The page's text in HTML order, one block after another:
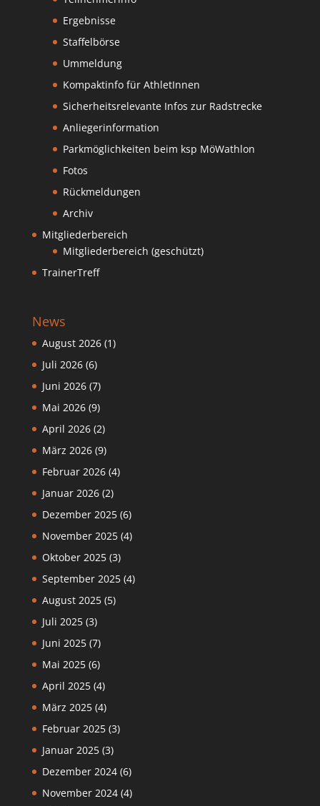
Ergebnisse
Staffelbörse
Ummeldung
Kompaktinfo für AthletInnen
Sicherheitsrelevante Infos zur Radstrecke
Anliegerinformation
Parkmöglichkeiten beim ksp MöWathlon
Fotos
Rückmeldungen
Archiv
Mitgliederbereich
Mitgliederbereich (geschützt)
TrainerTreff
News
August 2026(1)
Juli 2026(6)
Juni 2026(7)
Mai 2026(9)
April 2026(2)
März 2026(9)
Februar 2026(4)
Januar 2026(2)
Dezember 2025(6)
November 2025(4)
Oktober 2025(3)
September 2025(4)
August 2025(5)
Juli 2025(3)
Juni 2025(7)
Mai 2025(6)
April 2025(4)
März 2025(4)
Februar 2025(3)
Januar 2025(3)
Dezember 2024(6)
November 2024(4)